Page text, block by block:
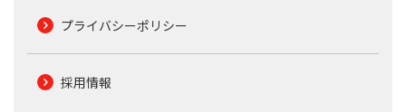
プライバシーポリシー
採用情報